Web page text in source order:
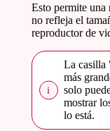
Esto permite
no refleja el
reproductor de
La casilla
más
solo
mostrar
lo está.